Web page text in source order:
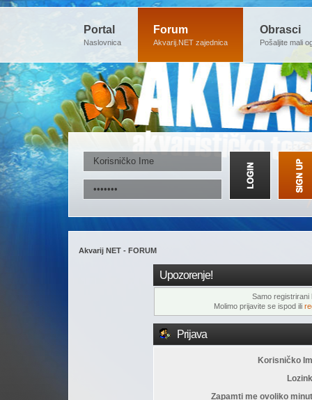
Portal
Naslovnica
Forum
Akvarij.NET zajednica
Obrasci
Pošaljite mali
Akvarij NET - FORUM
Upozorenje!
Samo registrirani
Molimo prijavite se ispod ili
Prijava
Korisničko
Zapamti me ovoliko